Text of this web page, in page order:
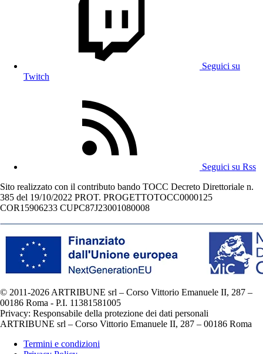
Seguici su
Twitch
Seguici su Rss
Sito realizzato con il contributo bando TOCC Decreto Direttoriale n.
385 del 19/10/2022 PROT. PROGETTOTOCC0000125
COR15906233 CUPC87J23001080008
© 2011-2026 ARTRIBUNE srl – Corso Vittorio Emanuele II, 287 –
00186 Roma - P.I. 11381581005
Privacy: Responsabile della protezione dei dati personali
ARTRIBUNE srl – Corso Vittorio Emanuele II, 287 – 00186 Roma
Termini e condizioni